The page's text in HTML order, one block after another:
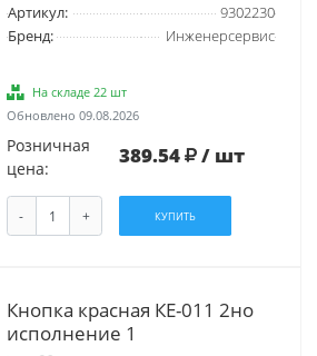
Артикул:
9302230
Бренд:
Инженерсервис
На складе 22 шт
Обновлено 09.08.2026
Розничная
цена:
389.54 / шт
- + КУПИТЬ
Кнопка красная КЕ-011 2но
исполнение 1